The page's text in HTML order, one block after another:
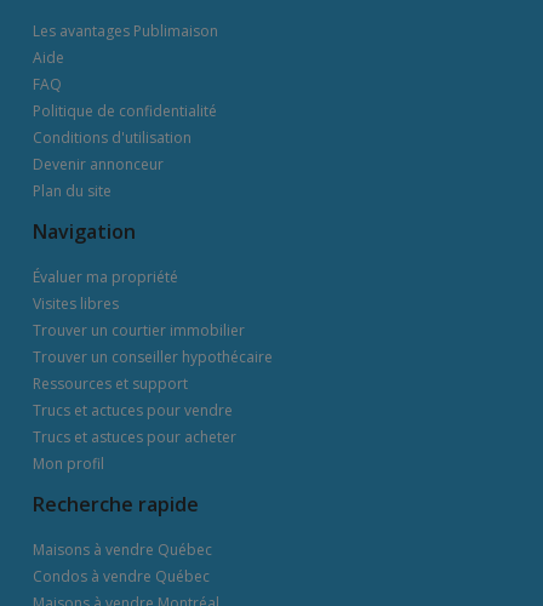
Les avantages Publimaison
Aide
FAQ
Politique de confidentialité
Conditions d'utilisation
Devenir annonceur
Plan du site
Navigation
Évaluer ma propriété
Visites libres
Trouver un courtier immobilier
Trouver un conseiller hypothécaire
Ressources et support
Trucs et actuces pour vendre
Trucs et astuces pour acheter
Mon profil
Recherche rapide
Maisons à vendre Québec
Condos à vendre Québec